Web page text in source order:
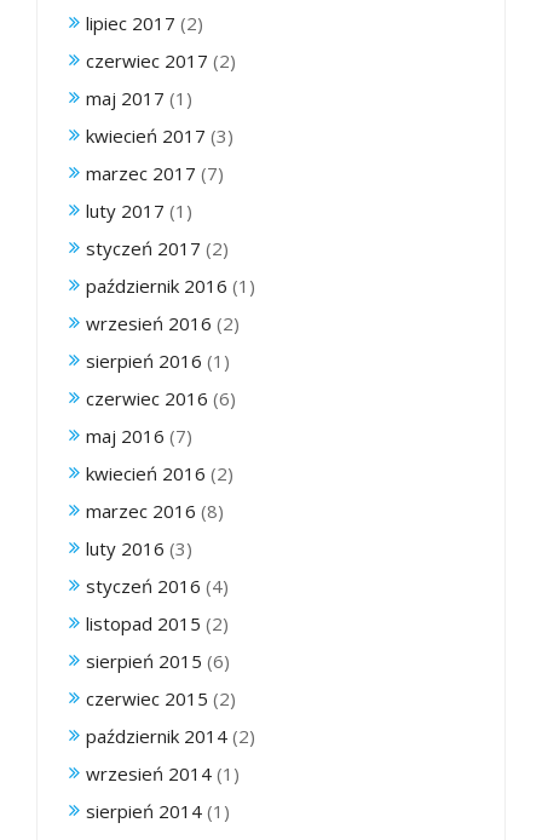
lipiec 2017 (2)
czerwiec 2017 (2)
maj 2017 (1)
kwiecień 2017 (3)
marzec 2017 (7)
luty 2017 (1)
styczeń 2017 (2)
październik 2016 (1)
wrzesień 2016 (2)
sierpień 2016 (1)
czerwiec 2016 (6)
maj 2016 (7)
kwiecień 2016 (2)
marzec 2016 (8)
luty 2016 (3)
styczeń 2016 (4)
listopad 2015 (2)
sierpień 2015 (6)
czerwiec 2015 (2)
październik 2014 (2)
wrzesień 2014 (1)
sierpień 2014 (1)